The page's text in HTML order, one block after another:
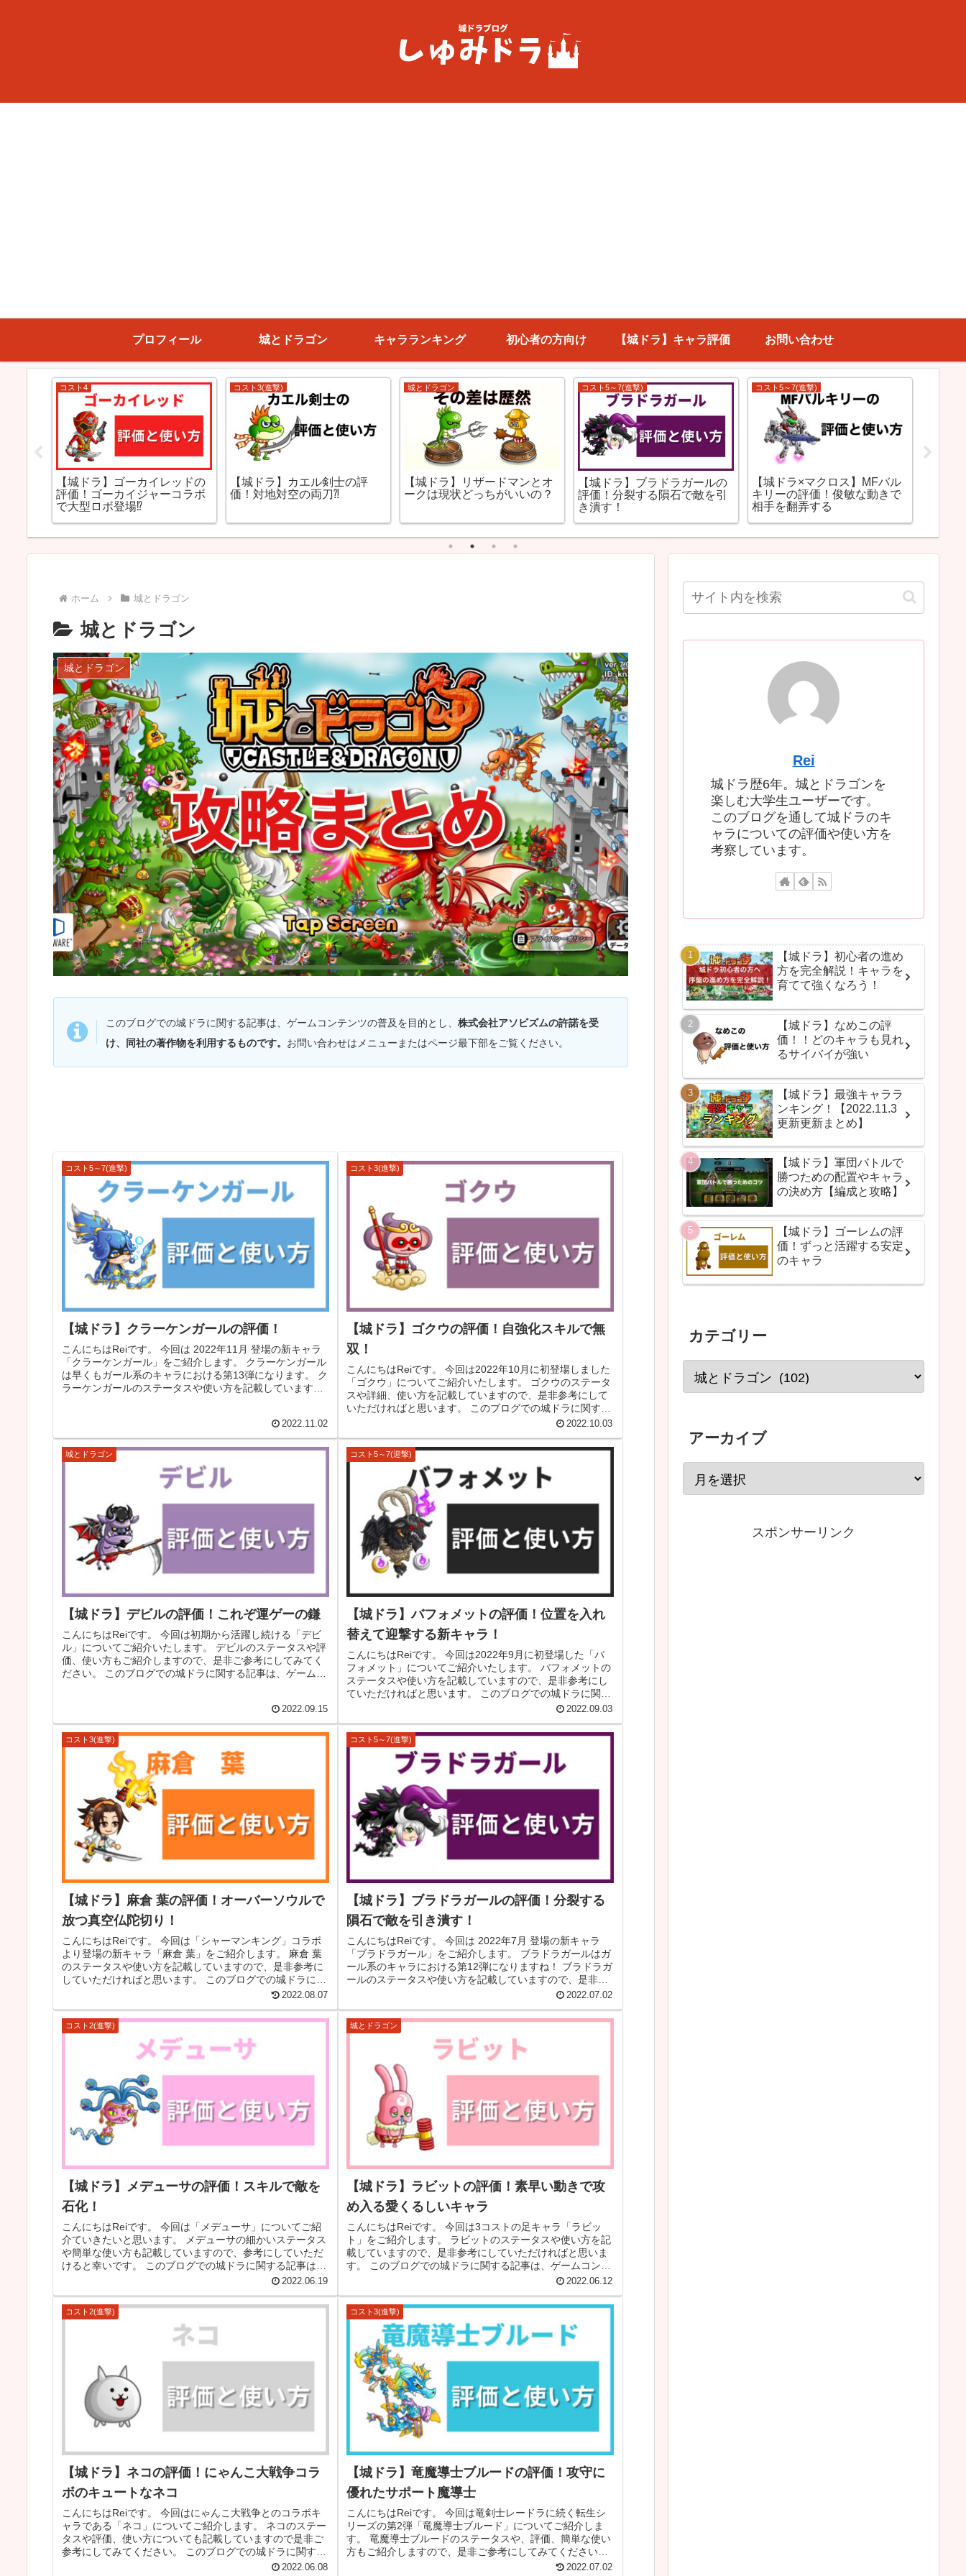
プロフィール 城とドラゴン キャラランキング 初心者の方向け 【城ドラ】キャラ評価 お問い合わせ
コスト4
【城ドラ】ゴーカイレッドの
評価！ゴーカイジャーコラボ
で大型ロボ登場⁉
コスト3(進撃)
【城ドラ】カエル剣士の評
価！対地対空の両刀⁈
城とドラゴン
【城ドラ】リザードマンとオ
ークは現状どっちがいいの？
コスト5～7(進撃)
【城ドラ】ブラドラガールの
評価！分裂する隕石で敵を引
き潰す！
コスト5～7(進撃)
【城ドラ×マクロス】MFバル
キリーの評価！俊敏な動きで
相手を翻弄する
ホーム 城とドラゴン
城とドラゴン
城とドラゴン
このブログでの城ドラに関する記事は、ゲームコンテンツの普及を目的とし、 株式会社アソビズムの許諾を受
け、同社の著作物を利用するものです。 お問い合わせはメニューまたはページ最下部をご覧ください。
コスト5～7(進撃)
【城ドラ】クラーケンガールの評価！
こんにちはReiです。 今回は 2022年11月 登場の新キャラ
「クラーケンガール」をご紹介します。 クラーケンガール
は早くもガール系のキャラにおける第13弾になります。 ク
ラーケンガールのステータスや使い方を記載していますの
2022.11.02
コスト3(進撃)
【城ドラ】ゴクウの評価！自強化スキルで無
双！
こんにちはReiです。 今回は2022年10月に初登場しました
「ゴクウ」についてご紹介いたします。 ゴクウのステータ
スや詳細、使い方を記載していますので、是非参考にして
いただければと思います。 このブログでの城ドラに関する
2022.10.03
城とドラゴン
【城ドラ】デビルの評価！これぞ運ゲーの鎌
こんにちはReiです。 今回は初期から活躍し続ける「デビ
ル」についてご紹介いたします。 デビルのステータスや評
価、使い方もご紹介しますので、是非ご参考にしてみてく
ださい。 このブログでの城ドラに関する記事は、ゲームコ
2022.09.15
コスト5～7(迎撃)
【城ドラ】バフォメットの評価！位置を入れ
替えて迎撃する新キャラ！
こんにちはReiです。 今回は2022年9月に初登場した「バ
フォメット」についてご紹介いたします。 バフォメットの
ステータスや使い方を記載していますので、是非参考にし
ていただければと思います。 このブログでの城ドラに関す
2022.09.03
コスト3(進撃)
【城ドラ】麻倉 葉の評価！オーバーソウルで
放つ真空仏陀切り！
こんにちはReiです。 今回は「シャーマンキング」コラボ
より登場の新キャラ「麻倉 葉」をご紹介します。 麻倉 葉
のステータスや使い方を記載していますので、是非参考に
していただければと思います。 このブログでの城ドラに関
2022.08.07
コスト5～7(進撃)
【城ドラ】ブラドラガールの評価！分裂する
隕石で敵を引き潰す！
こんにちはReiです。 今回は 2022年7月 登場の新キャラ
「ブラドラガール」をご紹介します。 ブラドラガールはガ
ール系のキャラにおける第12弾になりますね！ ブラドラガ
ールのステータスや使い方を記載していますので、是非参
2022.07.02
コスト2(進撃)
【城ドラ】メデューサの評価！スキルで敵を
石化！
こんにちはReiです。 今回は「メデューサ」についてご紹
介ていきたいと思います。 メデューサの細かいステータス
や簡単な使い方も記載していますので、参考にしていただ
けると幸いです。 このブログでの城ドラに関する記事は、
2022.06.19
城とドラゴン
【城ドラ】ラビットの評価！素早い動きで攻
め入る愛くるしいキャラ
こんにちはReiです。 今回は3コストの足キャラ「ラビッ
ト」をご紹介します。 ラビットのステータスや使い方を記
載していますので、是非参考にしていただければと思いま
す。 このブログでの城ドラに関する記事は、ゲームコンテ
2022.06.12
コスト2(進撃)
【城ドラ】ネコの評価！にゃんこ大戦争コラ
ボのキュートなネコ
こんにちはReiです。 今回はにゃんこ大戦争とのコラボキ
ャラである「ネコ」についてご紹介します。 ネコのステー
タスや評価、使い方についても記載していますので是非ご
参考にしてみてください。 このブログでの城ドラに関する
2022.06.08
コスト3(進撃)
【城ドラ】竜魔導士ブルードの評価！攻守に
優れたサポート魔導士
こんにちはReiです。 今回は竜剣士レードラに続く転生シ
リーズの第2弾「竜魔導士ブルード」についてご紹介しま
す。 竜魔導士ブルードのステータスや、評価、簡単な使い
方もご紹介しますので、是非ご参考にしてみてください。
2022.07.02
Rei
城ドラ歴6年。城とドラゴンを
楽しむ大学生ユーザーです。
このブログを通して城ドラのキ
ャラについての評価や使い方を
考察しています。
【城ドラ】初心者の進め
方を完全解説！キャラを
育てて強くなろう！
【城ドラ】なめこの評
価！！どのキャラも見れ
るサイバイが強い
【城ドラ】最強キャララ
ンキング！【2022.11.3
更新更新まとめ】
【城ドラ】軍団バトルで
勝つための配置やキャラ
の決め方【編成と攻略】
【城ドラ】ゴーレムの評
価！ずっと活躍する安定
のキャラ
カテゴリー
アーカイブ
スポンサーリンク